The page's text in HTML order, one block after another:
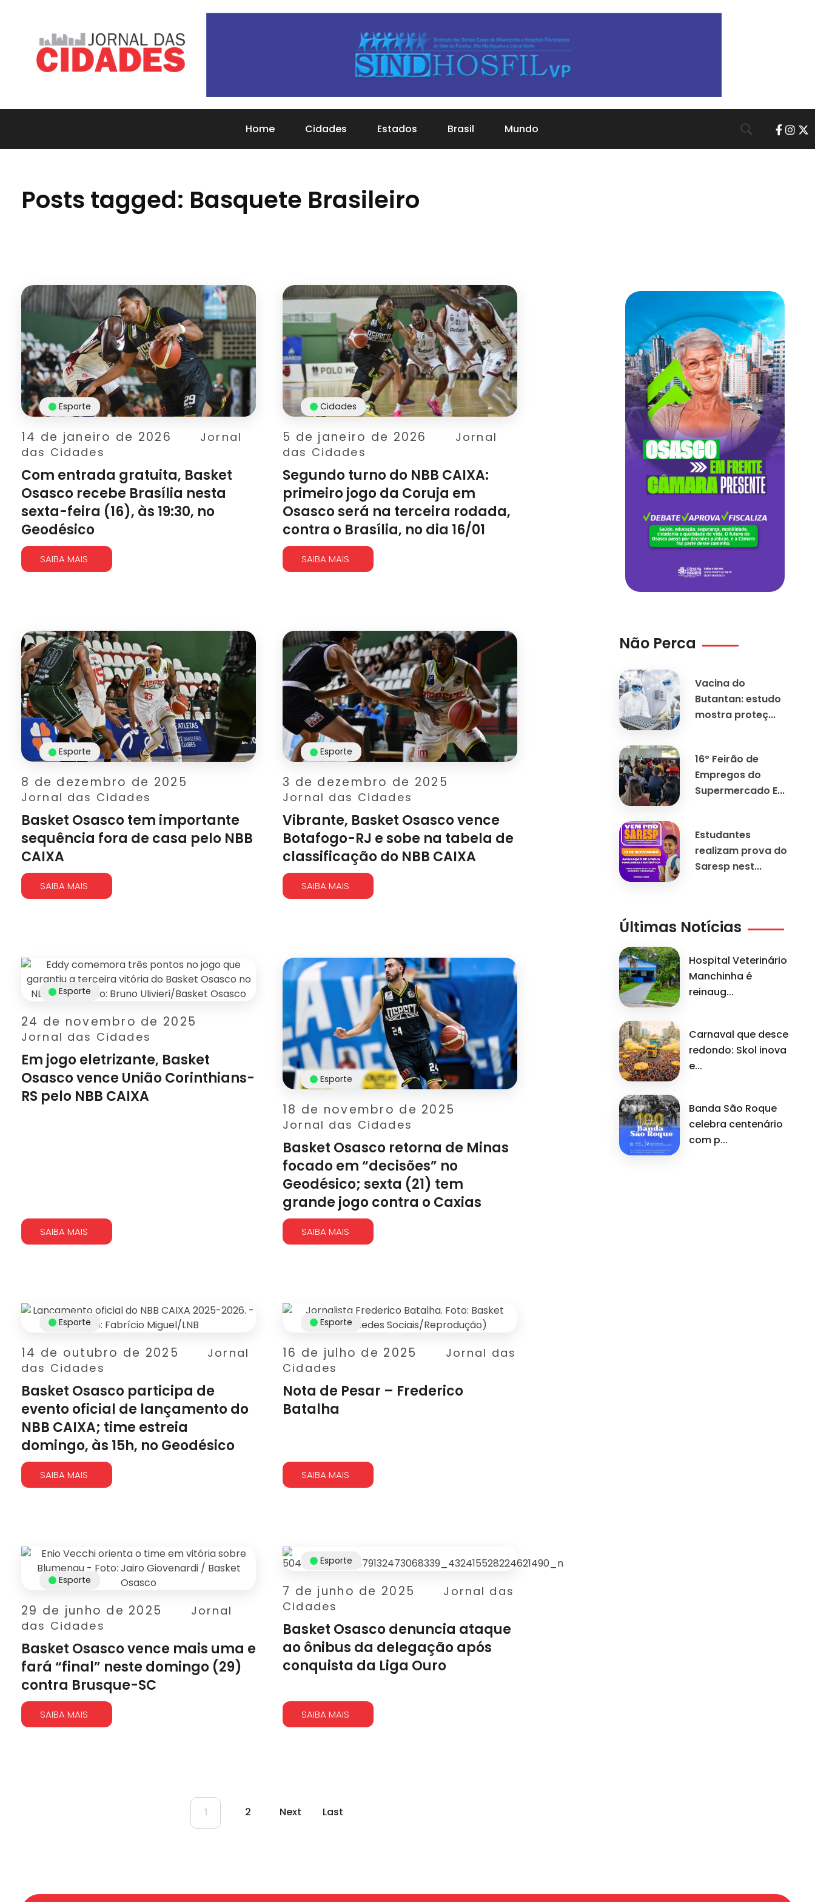
Home Cidades Estados Brasil Mundo
Posts tagged: Basquete Brasileiro
14 de janeiro de 2026
Jornal
das Cidades
Esporte
Com entrada gratuita, Basket
Osasco recebe Brasília nesta
sexta-feira (16), às 19:30, no
Geodésico
SAIBA MAIS
5 de janeiro de 2026
Jornal
das Cidades
Cidades
Segundo turno do NBB CAIXA:
primeiro jogo da Coruja em
Osasco será na terceira rodada,
contra o Brasília, no dia 16/01
SAIBA MAIS
8 de dezembro de 2025
Jornal das Cidades
Esporte
Basket Osasco tem importante
sequência fora de casa pelo NBB
CAIXA
SAIBA MAIS
3 de dezembro de 2025
Jornal das Cidades
Esporte
Vibrante, Basket Osasco vence
Botafogo-RJ e sobe na tabela de
classificação do NBB CAIXA
SAIBA MAIS
24 de novembro de 2025
Jornal das Cidades
Esporte
Em jogo eletrizante, Basket
Osasco vence União Corinthians-
RS pelo NBB CAIXA
SAIBA MAIS
18 de novembro de 2025
Jornal das Cidades
Esporte
Basket Osasco retorna de Minas
focado em “decisões” no
Geodésico; sexta (21) tem
grande jogo contra o Caxias
SAIBA MAIS
14 de outubro de 2025
Jornal
das Cidades
Esporte
Basket Osasco participa de
evento oficial de lançamento do
NBB CAIXA; time estreia
domingo, às 15h, no Geodésico
SAIBA MAIS
16 de julho de 2025
Jornal das
Cidades
Esporte
Nota de Pesar – Frederico
Batalha
SAIBA MAIS
29 de junho de 2025
Jornal
das Cidades
Esporte
Basket Osasco vence mais uma e
fará “final” neste domingo (29)
contra Brusque-SC
SAIBA MAIS
7 de junho de 2025
Jornal das
Cidades
Esporte
Basket Osasco denuncia ataque
ao ônibus da delegação após
conquista da Liga Ouro
SAIBA MAIS
1 2 Next Last
Não Perca
Vacina do
Butantan: estudo
mostra proteç...
16º Feirão de
Empregos do
Supermercado E...
Estudantes
realizam prova do
Saresp nest...
Últimas Notícias
Hospital Veterinário
Manchinha é
reinaug...
Carnaval que desce
redondo: Skol inova
e...
Banda São Roque
celebra centenário
com p...